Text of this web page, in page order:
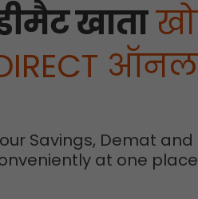
खाता
Savings, Demat and
at one place